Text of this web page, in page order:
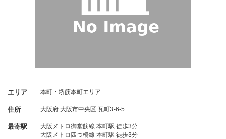
エリア 本町・堺筋本町エリア
住所 大阪府 大阪市中央区 瓦町3-6-5
最寄駅
大阪メトロ御堂筋線 本町駅 徒歩3分
大阪メトロ四つ橋線 本町駅 徒歩3分